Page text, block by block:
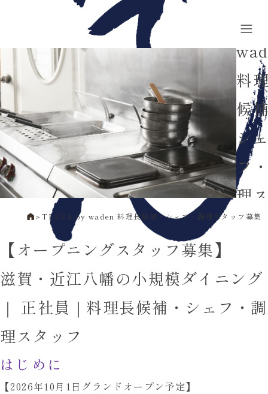
by
料
候
シ
フ
理
ッ
＞TERRA by waden 料理長候補・シェフ・調理スタッフ募集
【オープニングスタッフ募集】
滋賀・近江八幡の小規模ダイニング
｜ 正社員｜料理長候補・シェフ・調
理スタッフ
はじめに
【2026年10月1日グランドオープン予定】